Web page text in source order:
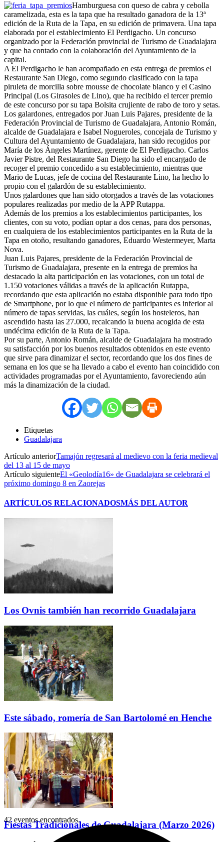
Hamburguesa con queso de cabra y cebolla
caramelizada, esta es la tapa que ha resultado ganadora de la 13ª
edición de la Ruta de la Tapa, en su edición de primavera. Una tapa
elaborada por el establecimiento El Perdigacho. Un concurso
organizado por la Federación provincial de Turismo de Guadalajara
y que ha contado con la colaboración del Ayuntamiento de la
capital.
A El Perdigacho le han acompañado en esta entrega de premios el
Restaurante San Diego, como segundo clasificado con la tapa
piruleta de morcilla sobre mousse de chocolate blanco y el Casino
Principal (Los Girasoles de Lino), que ha recibido el tercer premio
de este concurso por su tapa Bolsita crujiente de rabo de toro y setas.
Los galardones, entregados por Juan Luis Pajares, presidente de la
Federación Provincial de Turismo de Guadalajara, Antonio Román,
alcalde de Guadalajara e Isabel Nogueroles, concejala de Turismo y
Cultura del Ayuntamiento de Guadalajara, han sido recogidos por
María de los Ángeles Martínez, gerente de El Perdigacho. Carlos
Javier Pistre, del Restaurante San Diego ha sido el encargado de
recoger el premio concedido a su establecimiento, mientras que
Mario de Lucas, jefe de cocina del Restaurante Lino, ha hecho lo
propio con el galardón de su establecimiento.
Unos galardones que han sido otorgados a través de las votaciones
populares realizadas por medio de la APP Rutappa.
Además de los premios a los establecimientos participantes, los
clientes, con su voto, podían optar a dos cenas, para dos personas,
en cualquiera de los establecimientos participantes en la Ruta de la
Tapa en otoño, resultando ganadores, Eduardo Westermeyer, Marta
Nova.
Juan Luis Pajares, presidente de la Federación Provincial de
Turismo de Guadalajara, presente en la entrega de premios ha
destacado la alta participación en las votaciones, con un total de
1.150 votaciones válidas a través de la aplicación Rutappa,
recordando que esta aplicación no estaba disponible para todo tipo
de Smartphone, por lo que el número de participantes es inferior al
número de tapas servidas, las cuáles, según los hosteleros, han
ascendido hasta las 27.000, recalcando la buena acogida de esta
undécima edición de la Ruta de la Tapa.
Por su parte, Antonio Román, alcalde de Guadalajara ha mostrado
su satisfacción por los buenos resultados obtenidos en este evento
que sirve para dinamizar el sector, recordando que los dos fines de
semana en los que se ha llevado a cabo el evento han coincidido con
actividades programadas por el Ayuntamiento, favoreciendo aún
más la dinamización de la ciudad.
Etiquetas
Guadalajara
Artículo anteriorTamajón regresará al medievo con la feria medieval
del 13 al 15 de mayo
Artículo siguienteEl «Geolodía16» de Guadalajara se celebrará el
próximo domingo 8 en Zaorejas
ARTÍCULOS RELACIONADOSMÁS DEL AUTOR
Los Ovnis también han recorrido Guadalajara
Este sábado, romería de San Bartolomé en Henche
Fiestas Tradicionales de Guadalajara (Marzo 2026)
42 eventos encontrados.